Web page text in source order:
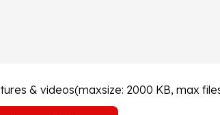
& videos(maxsize: 2000 KB, max